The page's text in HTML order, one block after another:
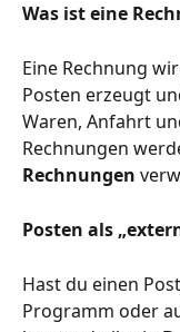
Was ist eine
Eine Rechnung
Posten erzeugt
Waren, Anfahrt
Rechnungen
Rechnungen
Posten als
Hast du einen
Programm oder